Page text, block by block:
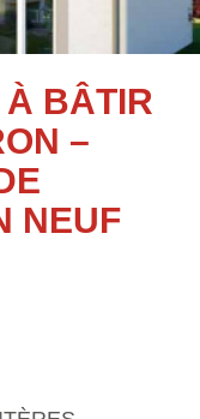
BÂTIR
–
NEUF